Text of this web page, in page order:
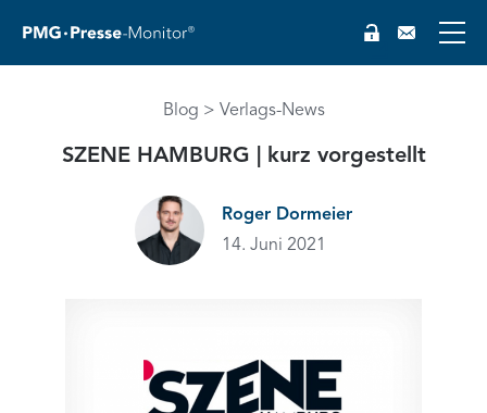
Blog Verlags-News
SZENE HAMBURG | kurz vorgestellt
Roger Dormeier
14. Juni 2021